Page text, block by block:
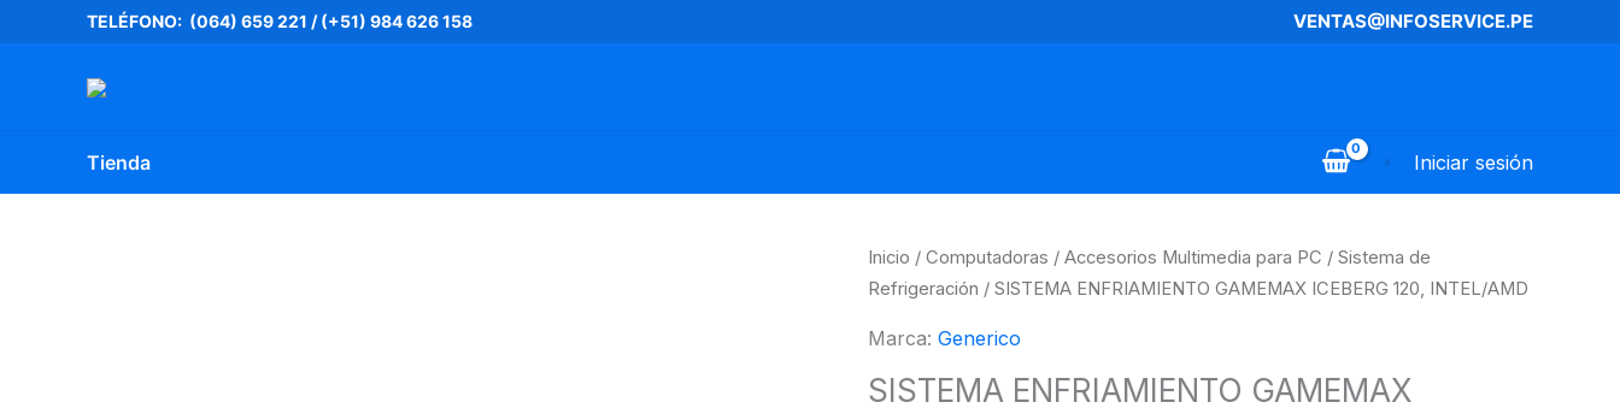
contenido
TELÉFONO: (064) 659 221 /(+51) 984 626 158 VENTAS@INFOSERVICE.PE
Tienda Iniciar sesión
Inicio / Computadoras / Accesorios Multimedia para PC / Sistema de
Refrigeración / SISTEMA ENFRIAMIENTO GAMEMAX ICEBERG 120, INTEL/AMD
Marca: Generico
SISTEMA ENFRIAMIENTO GAMEMAX
SISTEMA
ENFRIAMIENTO
ICEBERG
120,